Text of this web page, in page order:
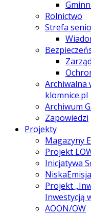
Rolnictwo
Strefa
Archiwalna
klomnice.pl
Archiwum
Zapowiedzi
Projekty
Magazyny
Projekt
Inicjatywa
Projekt
Inwestycją
AOON/OW